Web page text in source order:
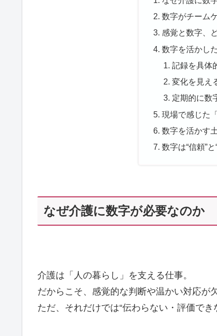
数字がチーム
感覚と数字、
数字を活かし
記録を具体
変化を見え
定期的に数
現場で感じた
数字を活かす
数字は“信頼”
なぜ介護に数字が必要なのか
介護は「人の暮らし」を支える仕事。
だからこそ、感覚的な判断や温かい対応が
ただ、それだけでは“伝わらない・評価でき